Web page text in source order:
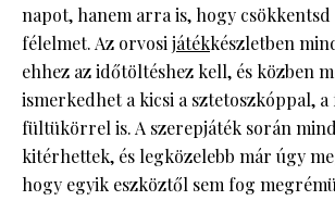
napot, hanem arra is, hogy
félelmet. Az orvosijátékkészletben
ehhez az időtöltéshez kell, és közben
ismerkedhet a kicsi a sztetoszkóppal, a
fültükörrel is. A szerepjáték során
kitérhettek, és legközelebb már úgy
hogy egyik eszköztől sem fog